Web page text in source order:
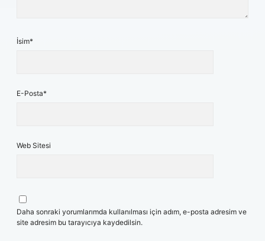
İsim*
E-Posta*
Web Sitesi
Daha sonraki yorumlarımda kullanılması için adım, e-posta adresim ve
site adresim bu tarayıcıya kaydedilsin.